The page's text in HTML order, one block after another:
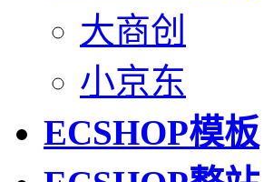
大商创
小京东
ECSHOP模板